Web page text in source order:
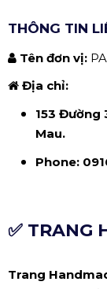
THÔNG TIN
Tên đơn vị:
Địa chỉ:
153 Đường
Mau.
Phone:
✅ TRANG
Trang